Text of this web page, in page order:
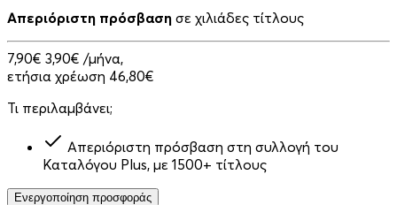
Απεριόριστη πρόσβαση σε χιλιάδες τίτλους
7,90€ 3,90€ /μήνα,
ετήσια χρέωση 46,80€
Τι περιλαμβάνει;
Απεριόριστη πρόσβαση στη συλλογή του
Καταλόγου Plus, με 1500+ τίτλους
Ενεργοποίηση προσφοράς